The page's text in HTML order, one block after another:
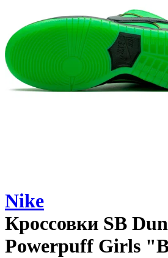
Nike
Кроссовки SB
Powerpuff Girls